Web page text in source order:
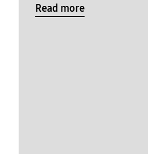
Read more